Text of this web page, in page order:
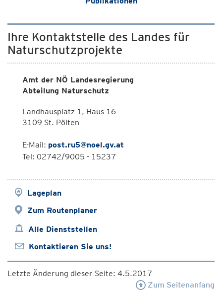
Ihre Kontaktstelle des Landes für
Naturschutzprojekte
Amt der NÖ Landesregierung
Abteilung Naturschutz
Landhausplatz 1, Haus 16
3109 St. Pölten
E-Mail: post.ru5@noel.gv.at
Tel: 02742/9005 - 15237
Lageplan
Zum Routenplaner
Alle Dienststellen
Kontaktieren Sie uns!
Letzte Änderung dieser Seite: 4.5.2017
Zum Seitenanfang